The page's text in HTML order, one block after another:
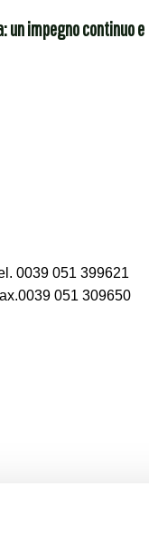
un impegno continuo e
0039 051 399621
051 309650